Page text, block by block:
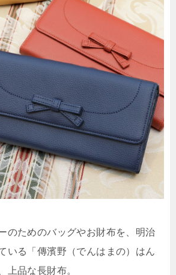
のためのバッグやお財布を、明治
いる「傳濱野（でんはまの）はん
上品な長財布。